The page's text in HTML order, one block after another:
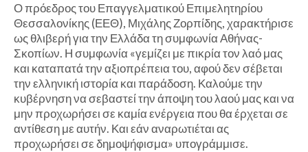
Ο πρόεδρος του Επαγγελματικού Επιμελητηρίου
Θεσσαλονίκης (ΕΕΘ), Μιχάλης Ζορπίδης, χαρακτήρισε
ως θλιβερή για την Ελλάδα τη συμφωνία Αθήνας-
Σκοπίων. Η συμφωνία «γεμίζει με πικρία τον λαό μας
και καταπατά την αξιοπρέπεια του, αφού δεν σέβεται
την ελληνική ιστορία και παράδοση. Καλούμε την
κυβέρνηση να σεβαστεί την άποψη του λαού μας και να
μην προχωρήσει σε καμία ενέργεια που θα έρχεται σε
αντίθεση με αυτήν. Και εάν αναρωτιέται ας
προχωρήσει σε δημοψήφισμα» υπογράμμισε.